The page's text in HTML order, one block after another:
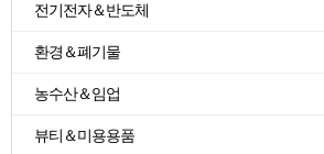
전기전자＆반도체
환경＆폐기물
농수산＆임업
뷰티＆미용용품